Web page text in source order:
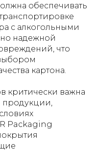
обеспечивать
с алкогольными
надежной
что
картона.
критически важна
продукции,
Packaging